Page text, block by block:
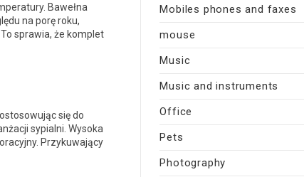
Bawełna
na porę roku,
sprawia, że komplet
się do
sypialni. Wysoka
Przykuwający
Mobiles phones and faxes
mouse
Music
Music and instruments
Office
Pets
Photography